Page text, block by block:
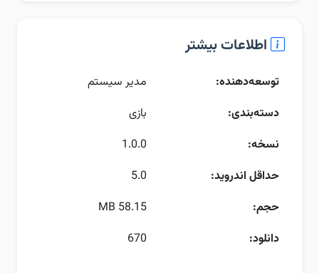
اطلاعات بیشتر
توسعه‌دهنده:
مدیر سیستم
دسته‌بندی:
بازی
نسخه:
1.0.0
حداقل اندروید:
5.0
حجم:
58.15 MB
دانلود:
670